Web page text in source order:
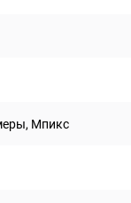
Мпикс